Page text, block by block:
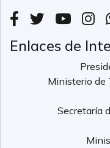
Enlaces de
Ministerio de
Secretaría